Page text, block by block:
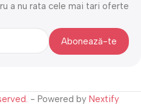
a nu rata cele mai tari oferte
- Powered by Nextify